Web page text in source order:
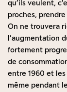
qu’ils veulent,
proches,
On ne trouvera
l’augmentation
fortement
de
entre 1960 et les
même pendant